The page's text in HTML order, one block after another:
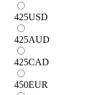
425USD
425AUD
425CAD
450EUR